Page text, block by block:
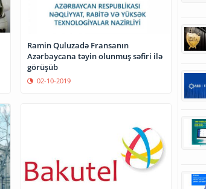
Ramin Quluzadə Fransanın
Azərbaycana təyin olunmuş səfiri ilə
görüşüb
02-10-2019